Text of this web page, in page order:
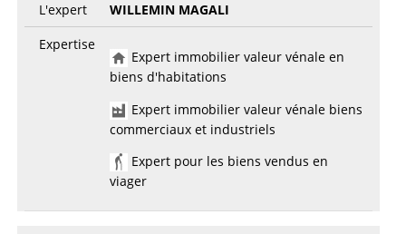
L'expert
WILLEMIN MAGALI
Expertise
Expert immobilier valeur vénale en
biens d'habitations
Expert immobilier valeur vénale biens
commerciaux et industriels
Expert pour les biens vendus en
viager